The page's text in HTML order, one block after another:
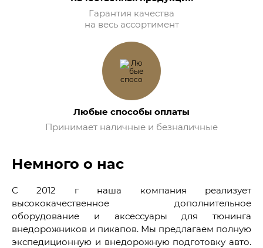
Гарантия качества
на весь ассортимент
Любые способы оплаты
Принимает наличные и безналичные
Немного о нас
С 2012 г наша компания реализует
высококачественное дополнительное
оборудование и аксессуары для тюнинга
внедорожников и пикапов. Мы предлагаем полную
экспедиционную и внедорожную подготовку авто.